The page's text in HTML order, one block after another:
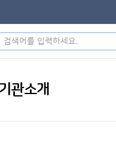
기관소개